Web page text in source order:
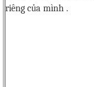
riêng của mình .